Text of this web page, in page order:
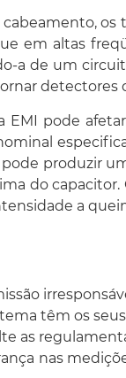
os
em altas
a de um
detectores
EMI pode
produzir
do
a
têm os
as
nas